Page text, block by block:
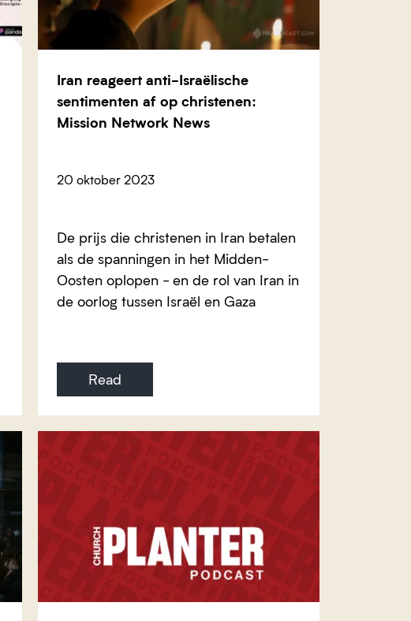
Iran reageert anti-Israëlische
sentimenten af op christenen:
Mission Network News
20 oktober 2023
De prijs die christenen in Iran betalen
als de spanningen in het Midden-
Oosten oplopen - en de rol van Iran in
de oorlog tussen Israël en Gaza
Read